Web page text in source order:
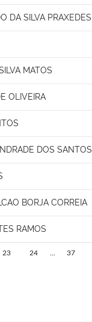
DA SILVA PRAXEDES
MATOS
OLIVEIRA
DOS SANTOS
BORJA CORREIA
RAMOS
23 24 37